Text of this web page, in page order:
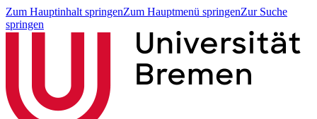
Zum Hauptinhalt springenZum Hauptmenü springenZur Suche
springen